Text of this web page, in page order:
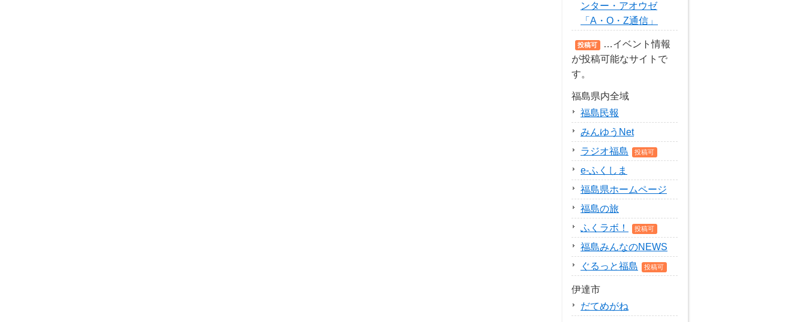
ンター・アオウゼ
「A・O・Z通信」
投稿可
…イベント情報
が投稿可能なサイトで
す。
福島県内全域
福島民報
みんゆうNet
ラジオ福島
投稿可
e-ふくしま
福島県ホームページ
福島の旅
ふくラボ！
投稿可
福島みんなのNEWS
ぐるっと福島
投稿可
伊達市
だてめがね